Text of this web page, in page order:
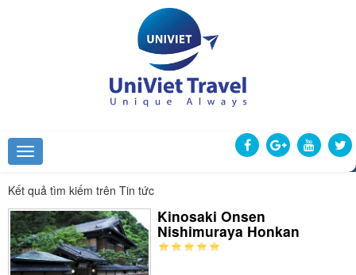
Kết quả tìm kiếm trên Tin tức
Kinosaki Onsen
Nishimuraya Honkan